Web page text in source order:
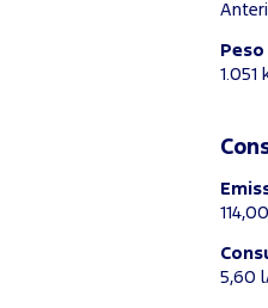
1.051
5,60